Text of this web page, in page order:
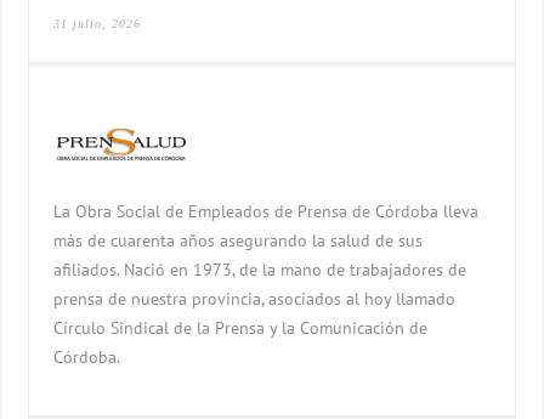
31 julio, 2026
La Obra Social de Empleados de Prensa de Córdoba lleva
más de cuarenta años asegurando la salud de sus
afiliados. Nació en 1973, de la mano de trabajadores de
prensa de nuestra provincia, asociados al hoy llamado
Círculo Sindical de la Prensa y la Comunicación de
Córdoba.